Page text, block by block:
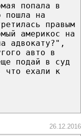
попала в
пошла на
правым
америкос на
адвокату?",
авто в
подай в суд
что ехали к
26.12.2016